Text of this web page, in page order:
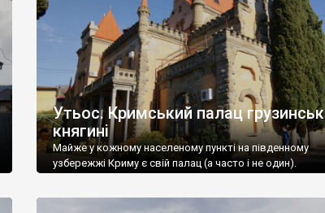
Утьос. Кримський палац
княгині
Майже у кожному населеному пункті на південному
узбережжі Криму є свій палац (а часто і не один).